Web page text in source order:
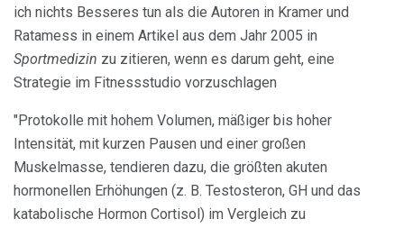
ich nichts Besseres tun als die Autoren in Kramer und
Ratamess in einem Artikel aus dem Jahr 2005 in
Sportmedizin zu zitieren, wenn es darum geht, eine
Strategie im Fitnessstudio vorzuschlagen
"Protokolle mit hohem Volumen, mäßiger bis hoher
Intensität, mit kurzen Pausen und einer großen
Muskelmasse, tendieren dazu, die größten akuten
hormonellen Erhöhungen (z. B. Testosteron, GH und das
katabolische Hormon Cortisol) im Vergleich zu